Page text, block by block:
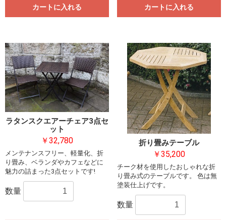
カートに入れる カートに入れる
ラタンスクエアーチェア3点セ
ット
￥32,780
メンテナンスフリー、軽量化、折
り畳み、ベランダやカフェなどに
魅力の詰まった3点セットです!
数量
折り畳みテーブル
￥35,200
チーク材を使用したおしゃれな折
り畳み式のテーブルです。 色は無
塗装仕上げです。
数量